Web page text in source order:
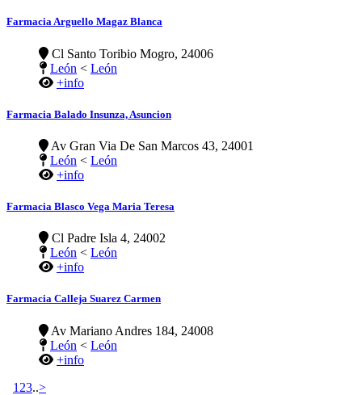
Farmacia Arguello Magaz Blanca
Cl Santo Toribio Mogro, 24006
León < León
+info
Farmacia Balado Insunza, Asuncion
Av Gran Via De San Marcos 43, 24001
León < León
+info
Farmacia Blasco Vega Maria Teresa
Cl Padre Isla 4, 24002
León < León
+info
Farmacia Calleja Suarez Carmen
Av Mariano Andres 184, 24008
León < León
+info
1 23..>